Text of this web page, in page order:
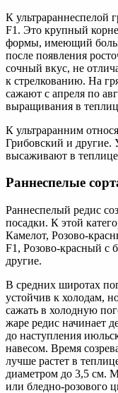
К ультрараннеспелой
F1. Это крупный
формы, имеющий
после появления
сочный вкус, не
к стрелкованию. На
сажают с апреля по
выращивания в
К ультраранним
Грибовский и другие.
высаживают в
Раннеспелые
Раннеспелый редис
посадки. К этой
Камелот, Розово-
F1, Розово-красный с
другие.
В средних широтах
устойчив к холодам,
сажать в холодную
жаре редис начинает
до наступления
навесом. Время
лучше растет в
диаметром до 3,5 см.
или бледно-розового